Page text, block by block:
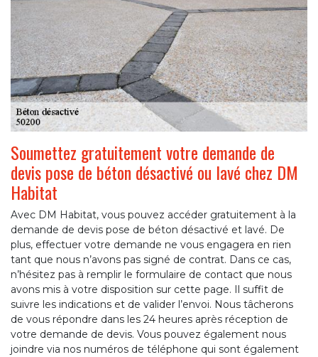
Soumettez gratuitement votre demande de
devis pose de béton désactivé ou lavé chez DM
Habitat
Avec DM Habitat, vous pouvez accéder gratuitement à la
demande de devis pose de béton désactivé et lavé. De
plus, effectuer votre demande ne vous engagera en rien
tant que nous n’avons pas signé de contrat. Dans ce cas,
n’hésitez pas à remplir le formulaire de contact que nous
avons mis à votre disposition sur cette page. Il suffit de
suivre les indications et de valider l’envoi. Nous tâcherons
de vous répondre dans les 24 heures après réception de
votre demande de devis. Vous pouvez également nous
joindre via nos numéros de téléphone qui sont également